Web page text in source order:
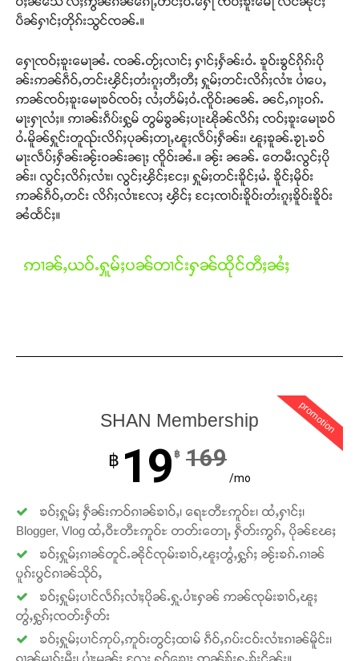
တႃႇႁႂ်ႈသဵင်ၵၢင်ၸႂ်ၵူၼ်းမိူင်း ၵူႈတီႈၵူႈလႅၼ်ပေႃးတေၸွ
တ်ႇ တူဝ်ႈလုမ်ႈၾႃႉၼၼ်ႉ ၶဝ်ႈႁူမ်ႈၵမ်ႉထႅမ် ၸုမ်းၶၢ
ပဵၼ်ႁၢင်ႈတိုၵ်းသွင်ၸၼ်ႉ။
ႁေႃၸဝ်ႈၶူးမေႃၼႆႉ ၸၼ်ႉတႂ်ႈလၢင်ႈ ႁၢင်ႈႁႅၼ်းဝႆႉ ၶူဝ်းၶွင်ၵိုၵ်းပို
ၼ်းဢၼ်ၵဵဝ်ႇတင်းၾိင်ႈတႆးၵူႈတီႈတီႈ ႁူမ်ႈတင်းလိၵ်ႈလၢႆး ပၢႆပေႇ
ဢၼ်ၸဝ်ႈၶူးမေႃၶဝ်ၸဝ်ႈ လႆႈတႅမ်ႈဝႆႉၸိူဝ်းၼၼ်ႉ ၼင်ႇၵႃႈဝၵ်ႉ
မႃးႁႃလႆႈ။ ဢၢၼ်းၵဵပ်းႁွမ် တွမ်ၶွၼ်ႈပႃးၽိုၼ်လိၵ်ႈ ၸဝ်ႈၶူးမေႃၶဝ်
ဝႆႉမိူၼ်ႁူင်းတူၺ်းလိၵ်ႈပုၼ်ႈတႃႇၽူႈလဵပ်ႈႁဵၼ်း၊ ၽူႈၶူၼ်ႉၶႂႃႉၶဝ်
မႃးလဵပ်ႈႁဵၼ်းၼႂ်းဝၼ်းၼႃႈ ၸိူဝ်းၼႆႉ။ ၼႂ်း ၼၼ်ႉ တေမီးလွင်ႈပို
ၼ်း၊ လွင်ႈလိၵ်ႈလၢႆး၊ လွင်ႈၾိင်ႈငႄႈ၊ ႁူမ်ႈတင်းၶိူင်ႈမႆႉ ၶိူင်ႈမိုဝ်း
ဢၼ်ၵဵဝ်ႇတင်း လိၵ်ႈလၢႆးလႄႈ ၾိင်ႈ ငႄႈၸၢဝ်းၶိူဝ်းတႆးၵူႈၶိူဝ်းၶိူဝ်း
ၼႆထႅင်ႈ။
ဢၢၼ်ႇယဝ်ႉႁူမ်ႈပၼ်တၢင်းႁၼ်ထိုင်တီႈၼႆႈ
promotion
SHAN Membership
฿ 19 ฿ 169
/mo
ၶဝ်ႈႁူမ်ႈ ႁဵၼ်းဢဝ်ၵၢၼ်ၶၢဝ်ႇ၊ ရေႊတီႊဢူဝ်ႊ၊ ထႆႇႁၢင်ႈ၊
Blogger, Vlog ထႆႇဝီႊတီႊဢူဝ်ႊ တတ်းတေႃႇ ႁဵတ်းဢွၵ်ႇ ပိုၼ်ၽႄႈ
ၶဝ်ႈႁူမ်ႈၵၢၼ်တူင်ႉၼိုင်ၸုမ်းၶၢဝ်ႇၽူႈတွႆႇႁွၵ်ႈ ၼႂ်းၶၵ်ႉၵၢၼ်
ပူၵ်းပွင်ၵၢၼ်သိုဝ်ႇ
ၶဝ်ႈႁူမ်ႈပၢင်လႅၵ်ႈလၢႆႈပိုၼ်ႉႁူႉပၢႆးႁၼ် ဢၼ်ၸုမ်းၶၢဝ်ႇၽူႈ
တွႆႇႁွၵ်ႈၸတ်းႁဵတ်း
ၶဝ်ႈႁူမ်ႈပၢင်ဢုပ်ႇဢူဝ်းတွင်ႈထၢမ် ၵဵဝ်ႇၵပ်းငဝ်းလၢႆးၵၢၼ်မိူင်း၊
ၵၢၼ်မၢၵ်ႈမီး၊ ပၢႆးမွၼ်း လႄႈ ႁူဝ်ၶေႃႈ ဢၼ်ၶႂ်ႈႁူႉၶႂ်ႈငိၼ်း။